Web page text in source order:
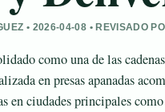
• 2026-04-08 • REVISADO
como una de las
en presas apanadas
en ciudades principales